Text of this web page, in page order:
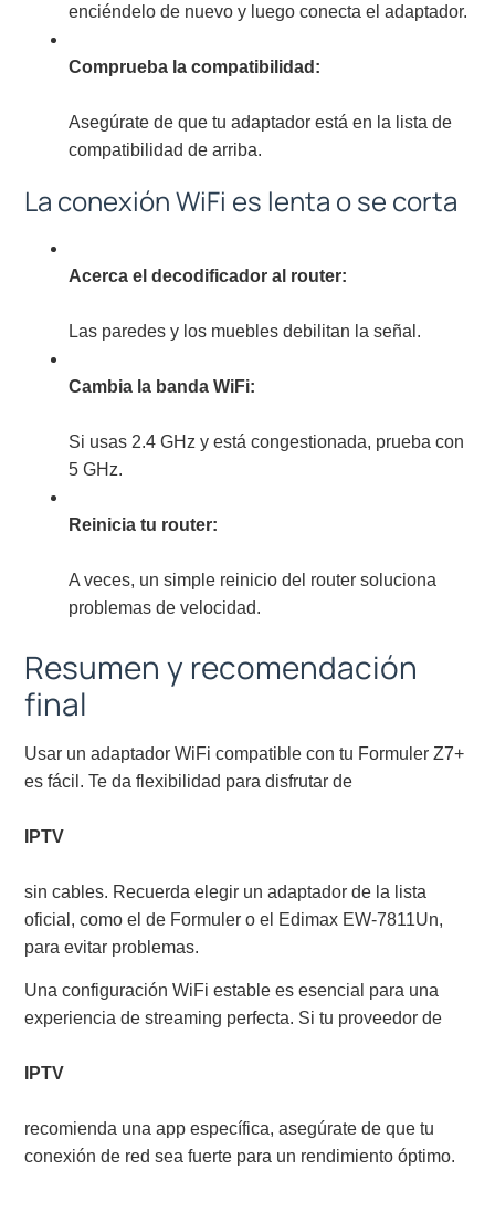
enciéndelo de nuevo y luego conecta el adaptador.
Comprueba la compatibilidad:
Asegúrate de que tu adaptador está en la lista de
compatibilidad de arriba.
La conexión WiFi es lenta o se corta
Acerca el decodificador al router:
Las paredes y los muebles debilitan la señal.
Cambia la banda WiFi:
Si usas 2.4 GHz y está congestionada, prueba con
5 GHz.
Reinicia tu router:
A veces, un simple reinicio del router soluciona
problemas de velocidad.
Resumen y recomendación
final
Usar un adaptador WiFi compatible con tu Formuler Z7+
es fácil. Te da flexibilidad para disfrutar de
IPTV
sin cables. Recuerda elegir un adaptador de la lista
oficial, como el de Formuler o el Edimax EW-7811Un,
para evitar problemas.
Una configuración WiFi estable es esencial para una
experiencia de streaming perfecta. Si tu proveedor de
IPTV
recomienda una app específica, asegúrate de que tu
conexión de red sea fuerte para un rendimiento óptimo.